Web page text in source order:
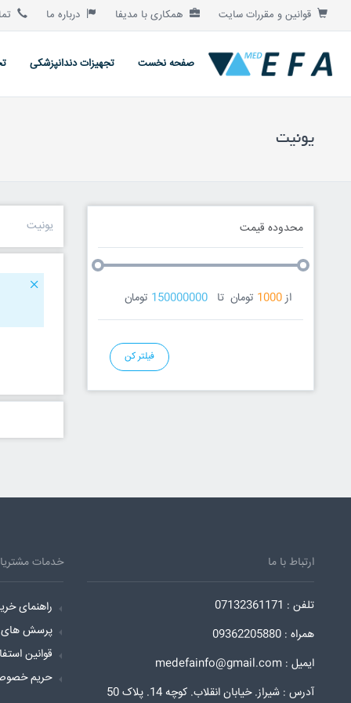
قوانین و مقررات سایت همکاری با مدیفا درباره ما
صفحه نخست تجهیزات دندانپزشکی
یونیت
یونیت محدوده قیمت
از1000 تومان تا 150000000 تومان
فیلتر کن
ارتباط با ما
تلفن : 07132361171
همراه : 09362205880
ایمیل : medefainfo@gmail.com
آدرس : شیراز. خیابان انقلاب. کوچه 14. پلاک 50
خدمات
راهنمای
پرسش های
قوانین
حریم